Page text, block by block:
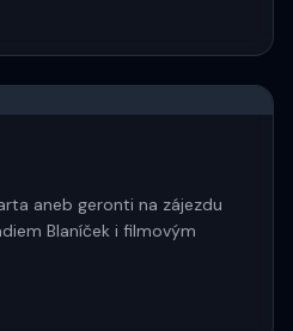
aneb geronti na zájezdu
Blaníček i filmovým